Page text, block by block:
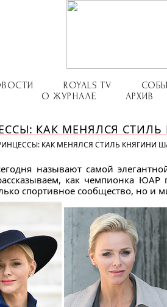
ROYALS TV
О ЖУРНАЛЕ
АРХИВ
КАК МЕНЯЛСЯ
КАК МЕНЯЛСЯ СТИЛЬ КНЯГИНИ
называют самой
как чемпионка
спортивное сообщество, но и